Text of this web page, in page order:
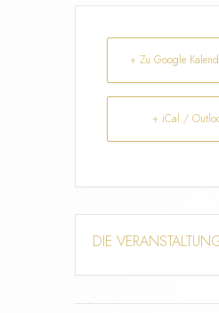
+ Zu Google
+ iCal /
DIE